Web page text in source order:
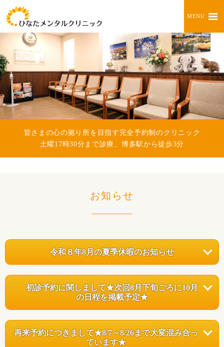
MENU
皆さまの心の拠り所を目指す完全予約制のクリニック
土曜17時30分まで診療、博多駅から徒歩3分
お知らせ
令和８年8月の夏季休暇のお知らせ
初診予約に関しまして★次回8月下旬ごろに10月
の日程を掲載予定★
再来予約につきまして★8/7～8/26まで大変混み合っ
ています★